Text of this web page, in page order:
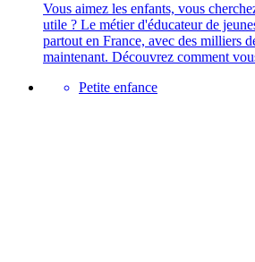
Vous aimez les enfants, vous
utile ? Le métier d'éducateur de
partout en France, avec des milliers
maintenant. Découvrez comment
Petite enfance